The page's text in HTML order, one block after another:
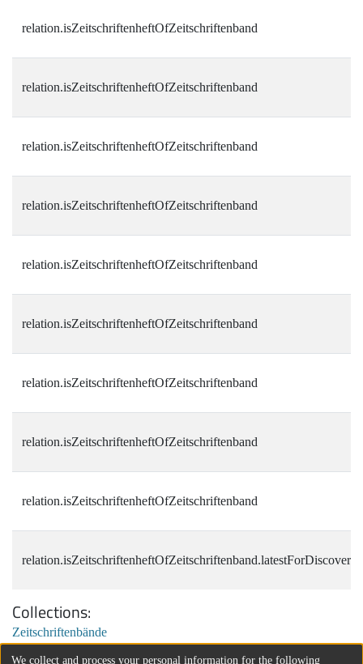
relation.isZeitschriftenheftOfZeitschriftenband
relation.isZeitschriftenheftOfZeitschriftenband
relation.isZeitschriftenheftOfZeitschriftenband
relation.isZeitschriftenheftOfZeitschriftenband
relation.isZeitschriftenheftOfZeitschriftenband
relation.isZeitschriftenheftOfZeitschriftenband
relation.isZeitschriftenheftOfZeitschriftenband
relation.isZeitschriftenheftOfZeitschriftenband
relation.isZeitschriftenheftOfZeitschriftenband
relation.isZeitschriftenheftOfZeitschriftenband.latestForDiscovery
Collections
Zeitschriftenbände
We collect and process your personal information for the following